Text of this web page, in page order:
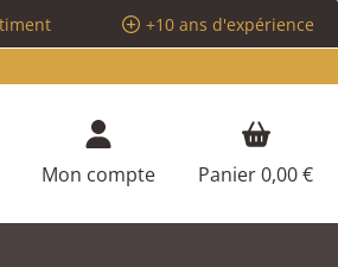
+10 ans d'expérience
Vous avez 0 articles dans votre liste
Mon compte Panier0,00 €